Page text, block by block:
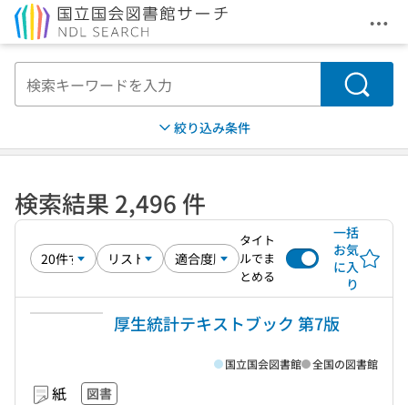
メ
検索
絞り込み条件
検索結果 2,496 件
タイト
ルでま
とめる
一括
お気
に入
り
厚生統計テキストブック 第7版
紙 図書
国立国会図書館 全国の図書館